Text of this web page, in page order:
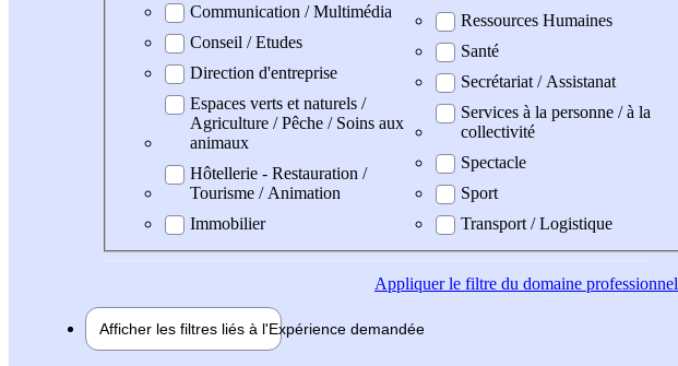
Communication / Multimédia
Conseil / Etudes
Direction d'entreprise
Espaces verts et naturels /
Agriculture / Pêche / Soins aux
animaux
Hôtellerie - Restauration /
Tourisme / Animation
Immobilier
Ressources Humaines
Santé
Secrétariat / Assistanat
Services à la personne / à la
collectivité
Spectacle
Sport
Transport / Logistique
Appliquerle filtre du domaine professionnel
Afficher les filtres liés à l'Expérience demandée